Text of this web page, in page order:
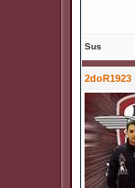
Sus
2doR1923